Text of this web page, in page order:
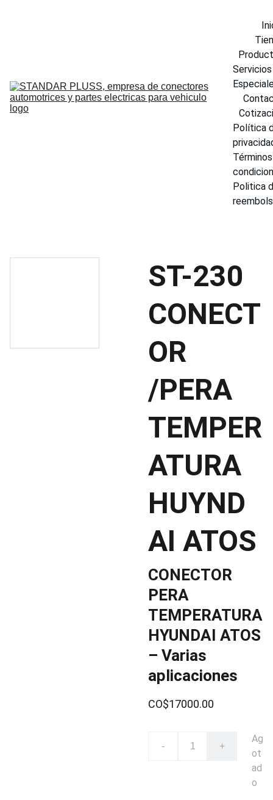
Servicios
Política
Politica
ST-230
CONECT
OR
/PERA
TEMPER
ATURA
HUYND
AI ATOS
CONECTOR
PERA
TEMPERATURA
HYUNDAI ATOS
– Varias
aplicaciones
CO$17000.00
- +
Ag
ot
ad
o